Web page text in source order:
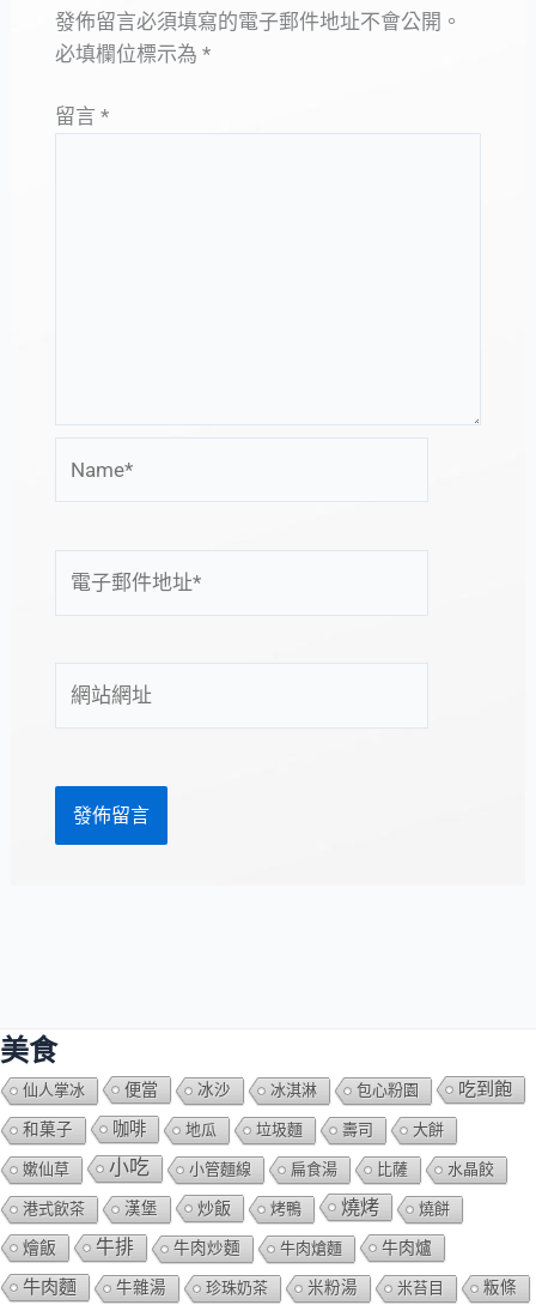
發佈留言必須填寫的電子郵件地址不會公開。
必填欄位標示為 *
留言 *
子
地
站
美食
仙人掌冰 便當 冰沙 冰淇淋 包心粉園 吃到飽
和菓子 咖啡 地瓜 垃圾麵 壽司 大餅
嫰仙草 小吃 小管麵線 扁食湯 比薩 水晶餃
港式飲茶 漢堡 炒飯 烤鴨 燒烤 燒餅
燴飯 牛排 牛肉炒麵 牛肉熗麵 牛肉爐
牛肉麵 牛雜湯 珍珠奶茶 米粉湯 米苔目 粄條